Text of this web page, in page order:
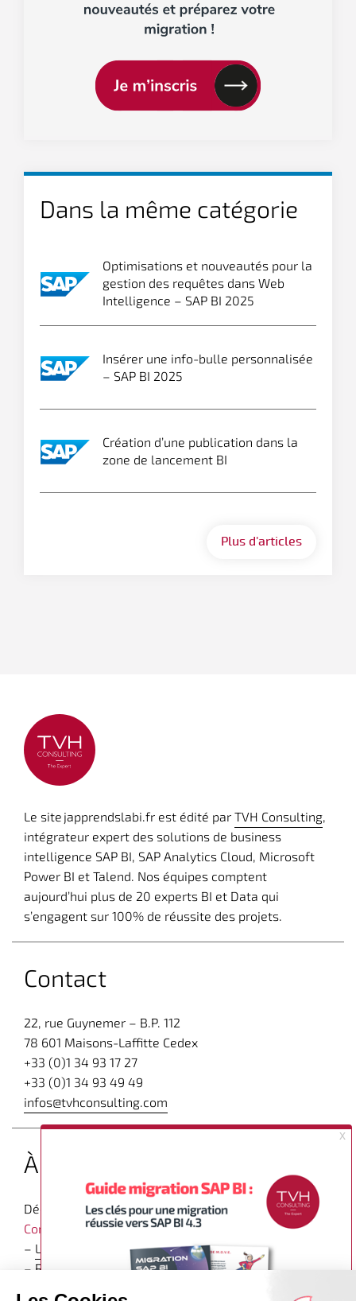
Dans la même catégorie
Optimisations et nouveautés pour la
gestion des requêtes dans Web
Intelligence – SAP BI 2025
Insérer une info-bulle personnalisée
– SAP BI 2025
Création d’une publication dans la
zone de lancement BI
Plus d'articles
Le site japprendslabi.fr est édité par TVH Consulting,
intégrateur expert des solutions de business
intelligence SAP BI, SAP Analytics Cloud, Microsoft
Power BI et Talend. Nos équipes comptent
aujourd’hui plus de 20 experts BI et Data qui
s’engagent sur 100% de réussite des projets.
Contact
22, rue Guynemer – B.P. 112
78 601 Maisons-Laffitte Cedex
+33 (0)1 34 93 17 27
+33 (0)1 34 93 49 49
infos@tvhconsulting.com
À propos
Découvrez d’autres articles expert sur
le blog de TVH
Consulting dédié à la Business Intelligence
– Le groupe
– Recrutement